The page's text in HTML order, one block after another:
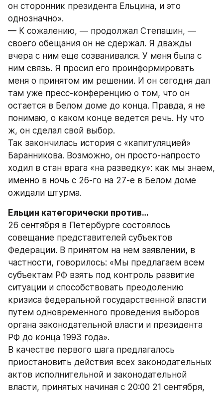
он сторонник президента Ельцина, и это
однозначно».
— К сожалению, — продолжал Степашин, —
своего обещания он не сдержал. Я дважды
вчера с ним еще созванивался. У меня была с
ним связь. Я просил его проинформировать
меня о принятом им решении. И он сегодня дал
там уже пресс-конференцию о том, что он
остается в Белом доме до конца. Правда, я не
понимаю, о каком конце ведется речь. Ну что
ж, он сделал свой выбор.
Так закончилась история с «капитуляцией»
Баранникова. Возможно, он просто-напросто
ходил в стан врага «на разведку»: как мы знаем,
именно в ночь с 26-го на 27-е в Белом доме
ожидали штурма.
Ельцин категорически против…
26 сентября в Петербурге состоялось
совещание представителей субъектов
Федерации. В принятом на нем заявлении, в
частности, говорилось: «Мы предлагаем всем
субъектам РФ взять под контроль развитие
ситуации и способствовать преодолению
кризиса федеральной государственной власти
путем одновременного проведения выборов
органа законодательной власти и президента
РФ до конца 1993 года».
В качестве первого шага предлагалось
приостановить действия всех законодательных
актов исполнительной и законодательной
власти, принятых начиная с 20:00 21 сентября,